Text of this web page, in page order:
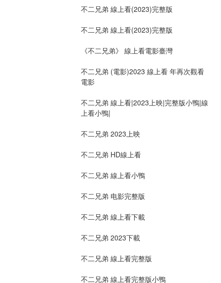
不二兄弟 線上看(2023)完整版
不二兄弟 線上看(2023)完整版
《不二兄弟》 線上看電影臺灣
不二兄弟 (電影)2023 線上看 年再次觀看
電影
不二兄弟 線上看|2023上映|完整版小鴨|線
上看小鴨|
不二兄弟 2023上映
不二兄弟 HD線上看
不二兄弟 線上看小鴨
不二兄弟 电影完整版
不二兄弟 線上看下載
不二兄弟 2023下載
不二兄弟 線上看完整版
不二兄弟 線上看完整版小鴨